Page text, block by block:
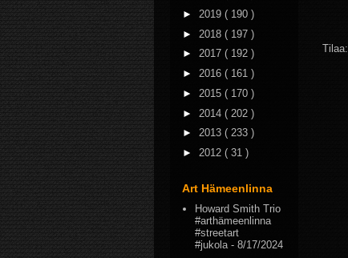
Tilaa:
► 2019 ( 190 )
► 2018 ( 197 )
► 2017 ( 192 )
► 2016 ( 161 )
► 2015 ( 170 )
► 2014 ( 202 )
► 2013 ( 233 )
► 2012 ( 31 )
Art Hämeenlinna
Howard Smith Trio
#arthämeenlinna
#streetart
#jukola - 8/17/2024